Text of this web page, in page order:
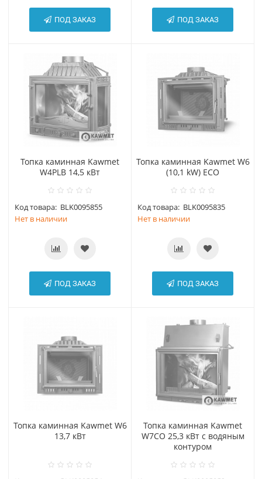
ПОД ЗАКАЗ ПОД ЗАКАЗ
Топка каминная Kawmet
W4PLB 14,5 кВт
Код товара: BLK0095855
Нет в наличии
ПОД ЗАКАЗ
Топка каминная Kawmet W6
(10,1 kW) ECO
Код товара: BLK0095835
Нет в наличии
ПОД ЗАКАЗ
Топка каминная Kawmet W6
13,7 кВт
Топка каминная Kawmet
W7CO 25,3 кВт с водяным
контуром